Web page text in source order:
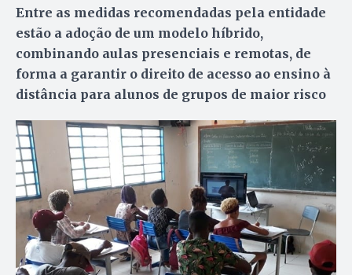
Entre as medidas recomendadas pela entidade
estão a adoção de um modelo híbrido,
combinando aulas presenciais e remotas, de
forma a garantir o direito de acesso ao ensino à
distância para alunos de grupos de maior risco